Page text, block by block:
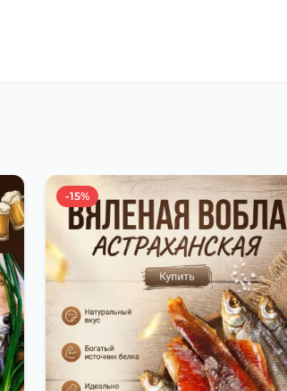
-15%